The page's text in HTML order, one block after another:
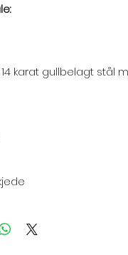
karat gullbelagt stål